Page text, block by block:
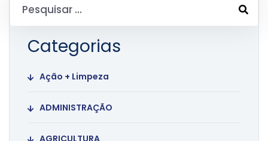
Categorias
Ação + Limpeza
ADMINISTRAÇÃO